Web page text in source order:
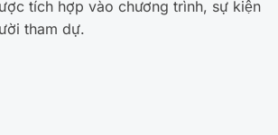
tích hợp vào chương trình, sự kiện
tham dự.